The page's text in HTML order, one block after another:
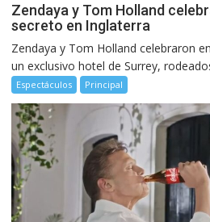
Zendaya y Tom Holland
secreto en Inglaterra
Zendaya y Tom Holland celebraron
un exclusivo hotel de Surrey,
Espectáculos Principal